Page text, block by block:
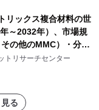
リックス複合材料の世
～2032年）、市場規
の他のMMC）・分析
トリサーチセンター
る